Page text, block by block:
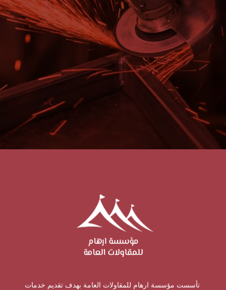
تأسست مؤسسة ارهام للمقاولات العامة بهدف تقديم خدمات